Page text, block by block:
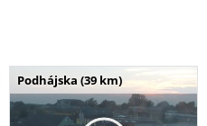
Podhájska (39 km)